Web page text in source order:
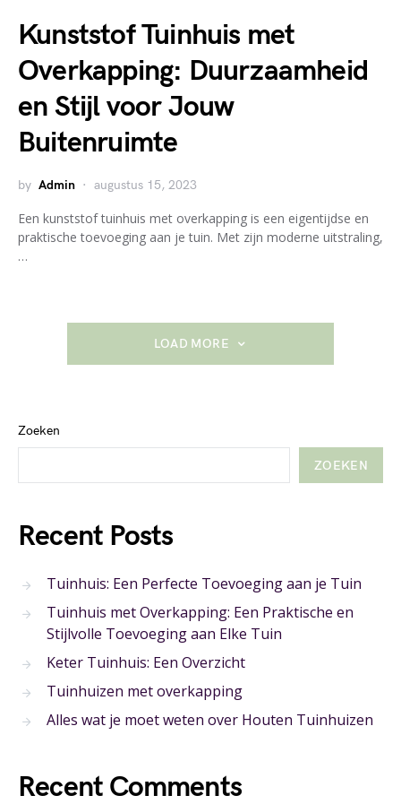
Kunststof Tuinhuis met
Overkapping: Duurzaamheid
en Stijl voor Jouw
Buitenruimte
by Admin augustus 15, 2023
Een kunststof tuinhuis met overkapping is een eigentijdse en
praktische toevoeging aan je tuin. Met zijn moderne uitstraling,
…
LOAD MORE
Zoeken
ZOEKEN
Recent Posts
Tuinhuis: Een Perfecte Toevoeging aan je Tuin
Tuinhuis met Overkapping: Een Praktische en
Stijlvolle Toevoeging aan Elke Tuin
Keter Tuinhuis: Een Overzicht
Tuinhuizen met overkapping
Alles wat je moet weten over Houten Tuinhuizen
Recent Comments